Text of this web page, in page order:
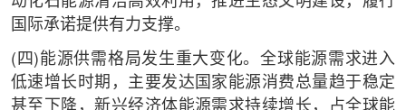
国际承诺提供有力支撑。
(四)能源供需格局发生重大变化。全球能源需求进入
低速增长时期，主要发达国家能源消费总量趋于稳定
甚至下降，新兴经济体能源需求持续增长，占全球能